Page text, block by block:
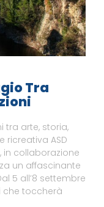
Tra
tra arte, storia,
ricreativa ASD
in collaborazione
un affascinante
5 all’8 settembre
che toccherà